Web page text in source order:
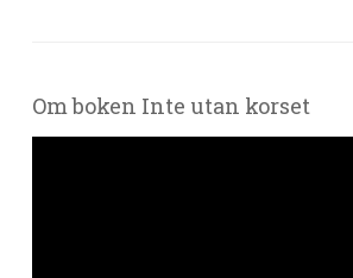
Om boken Inte utan korset